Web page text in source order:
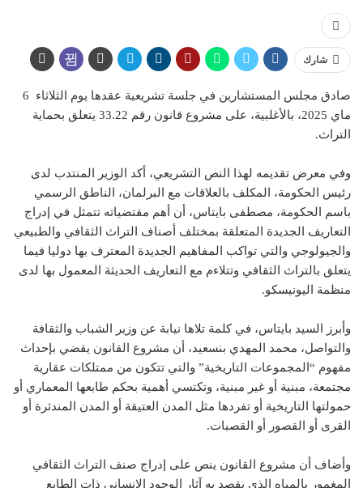
شارك
صادق مجلس المستشارين في جلسة تشريعية عقدها يوم الثلاثاء 6
ماي 2025، بالأغلبية، على مشروع قانون رقم 33.22 يتعلق بحماية
التراث.
وفي معرض تقديمه لهذا النص التشريعي، أكد الوزير المنتدب لدى
رئيس الحكومة، المكلف بالعلاقات مع البرلمان، الناطق الرسمي
باسم الحكومة، مصطفى بايتاس، أن أهم مقتضياته تتمثل في إدراج
التعاريف الجديدة المتعلقة بمختلف أصناف التراث الثقافي والطبيعي
والجيولوجي والتي تواكب المفاهيم الجديدة المعترف بها دوليا فيما
يتعلق بالتراث الثقافي وتتلاءم مع التعاريف الحديثة المعمول بها لدى
منظمة اليونيسكو.
وأبرز السيد بايتاس، في كلمة تلاها نيابة عن وزير الشباب والثقافة
والتواصل، محمد المهدي بنسعيد، أن مشروع القانون يقضي بإحداث
مفهوم “المجموعات التاريخية” والتي تتكون من ممتلكات عقارية
مجتمعة، مبنية أو غير مبنية، وتكتسي أهمية بحكم طابعها المعماري أو
حمولتها التاريخية أو تفردها مثل المدن العتيقة أو المدن المندثرة أو
القرى أو القصور أو القصبات.
وأضاف أن مشروع القانون ينص على إدراج صنف التراث الثقافي
المغمور بالمياه الذي يقصد به آثار الوجود الإنساني ذات الطابع